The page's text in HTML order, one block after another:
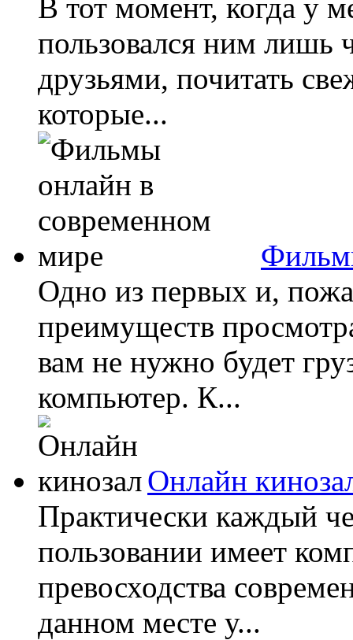
В тот момент, когда у
пользовался ним лишь
друзьями, почитать
которые...
Одно из первых и,
преимуществ
вам не нужно будет
компьютер. К...
Онлайн
Практически каждый
пользовании имеет
превосходства
данном месте у...